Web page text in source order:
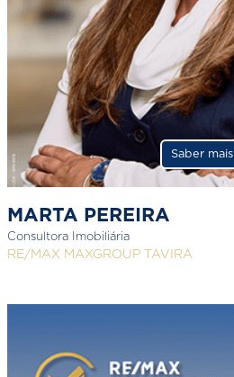
Saber mais
MARTA PEREIRA
Consultora Imobiliária
RE/MAX MAXGROUP TAVIRA